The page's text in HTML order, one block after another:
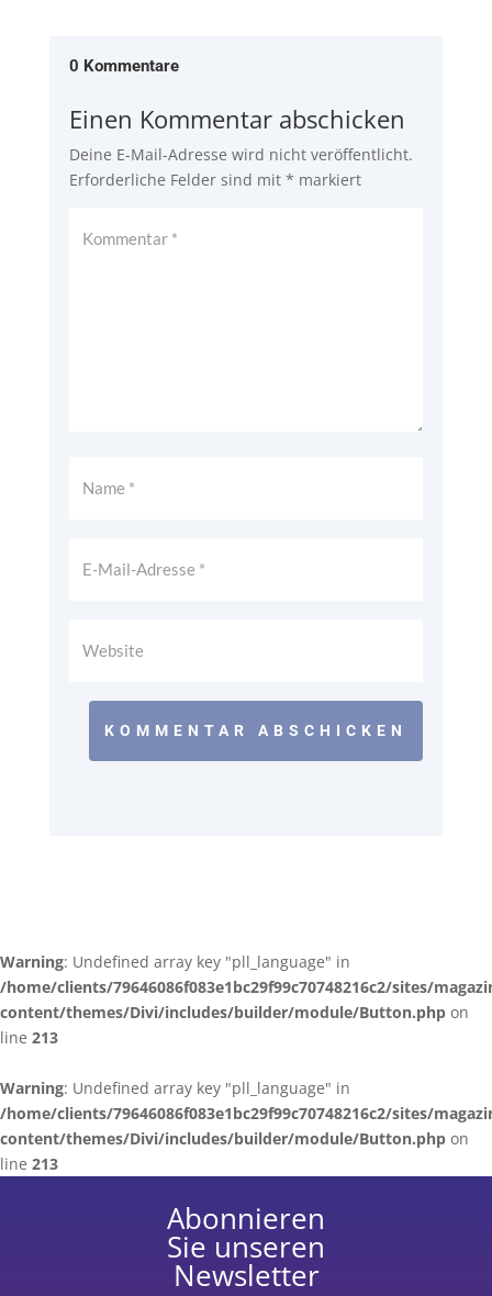
0 Kommentare
Einen Kommentar abschicken
Deine E-Mail-Adresse wird nicht veröffentlicht.
Erforderliche Felder sind mit * markiert
KOMMENTAR ABSCHICKEN
Warning: Undefined array key "pll_language" in
/home/clients/79646086f083e1bc29f99c70748216c2/sites/
content/themes/Divi/includes/builder/module/Button.php on
line 213
Warning: Undefined array key "pll_language" in
/home/clients/79646086f083e1bc29f99c70748216c2/sites/
content/themes/Divi/includes/builder/module/Button.php on
line 213
Abonnieren
Sie unseren
Newsletter